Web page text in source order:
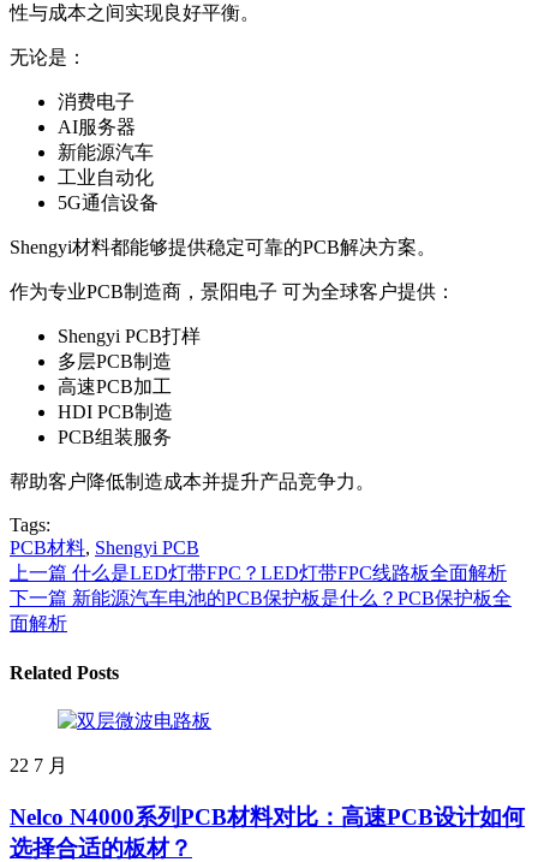
性与成本之间实现良好平衡。
无论是：
消费电子
AI服务器
新能源汽车
工业自动化
5G通信设备
Shengyi材料都能够提供稳定可靠的PCB解决方案。
作为专业PCB制造商，景阳电子 可为全球客户提供：
Shengyi PCB打样
多层PCB制造
高速PCB加工
HDI PCB制造
PCB组装服务
帮助客户降低制造成本并提升产品竞争力。
Tags:
PCB材料, Shengyi PCB
上一篇 什么是LED灯带FPC？LED灯带FPC线路板全面解析
下一篇 新能源汽车电池的PCB保护板是什么？PCB保护板全
面解析
Related Posts
22 7 月
Nelco N4000系列PCB材料对比：高速PCB设计如何
选择合适的板材？